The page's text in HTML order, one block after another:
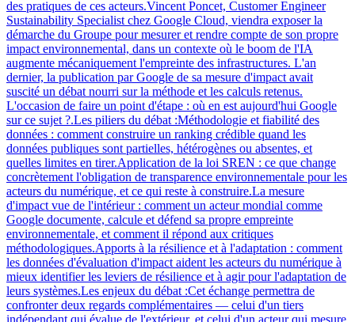
des pratiques de ces acteurs.Vincent Poncet, Customer Engineer
Sustainability Specialist chez Google Cloud, viendra exposer la
démarche du Groupe pour mesurer et rendre compte de son propre
impact environnemental, dans un contexte où le boom de l'IA
augmente mécaniquement l'empreinte des infrastructures. L'an
dernier, la publication par Google de sa mesure d'impact avait
suscité un débat nourri sur la méthode et les calculs retenus.
L'occasion de faire un point d'étape : où en est aujourd'hui Google
sur ce sujet ?.Les piliers du débat :Méthodologie et fiabilité des
données : comment construire un ranking crédible quand les
données publiques sont partielles, hétérogènes ou absentes, et
quelles limites en tirer.Application de la loi SREN : ce que change
concrètement l'obligation de transparence environnementale pour les
acteurs du numérique, et ce qui reste à construire.La mesure
d'impact vue de l'intérieur : comment un acteur mondial comme
Google documente, calcule et défend sa propre empreinte
environnementale, et comment il répond aux critiques
méthodologiques.Apports à la résilience et à l'adaptation : comment
les données d'évaluation d'impact aident les acteurs du numérique à
mieux identifier les leviers de résilience et à agir pour l'adaptation de
leurs systèmes.Les enjeux du débat :Cet échange permettra de
confronter deux regards complémentaires — celui d'un tiers
indépendant qui évalue de l'extérieur, et celui d'un acteur qui mesure